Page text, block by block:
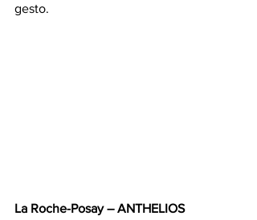
gesto.
La Roche-Posay – ANTHELIOS